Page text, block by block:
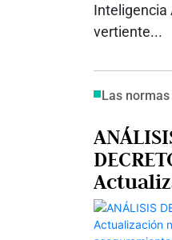
Inteligencia
vertiente...
Las